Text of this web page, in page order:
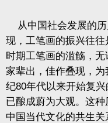
从中国社会发展的
现，工笔画的振兴往
时期工笔画的滥觞，
家辈出，佳作叠现，
纪80年代以来开始复兴
已酿成蔚为大观。这
中国当代文化的共生